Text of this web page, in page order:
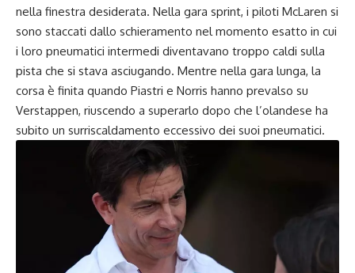
nella finestra desiderata. Nella gara sprint, i piloti McLaren si
sono staccati dallo schieramento nel momento esatto in cui
i loro pneumatici intermedi diventavano troppo caldi sulla
pista che si stava asciugando. Mentre nella gara lunga, la
corsa è finita quando Piastri e Norris hanno prevalso su
Verstappen, riuscendo a superarlo dopo che l’olandese ha
subito un surriscaldamento eccessivo dei suoi pneumatici.